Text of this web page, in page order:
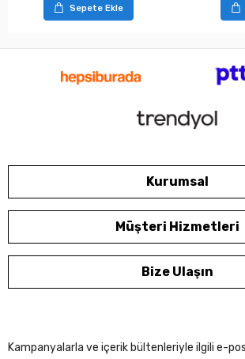
Sepete Ekle
Kurumsal
Müşteri Hizmetleri
Bize Ulaşın
Kampanyalarla ve içerik bültenleriyle ilgili e-